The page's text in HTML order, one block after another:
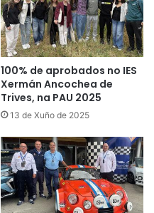
100% de aprobados no IES
Xermán Ancochea de
Trives, na PAU 2025
13 de Xuño de 2025